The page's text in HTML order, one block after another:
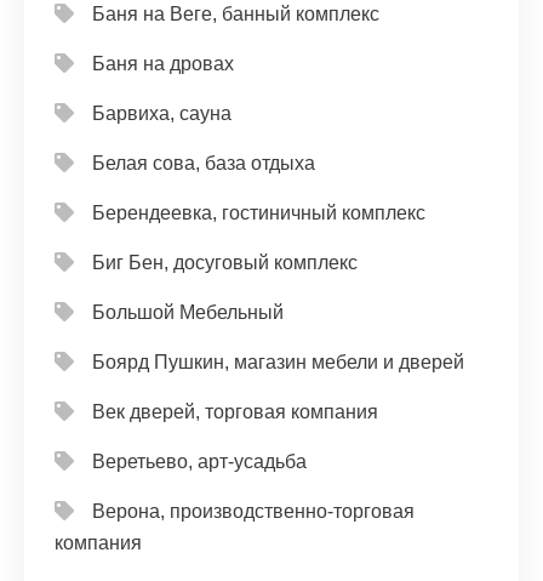
Баня на Веге, банный комплекс
Баня на дровах
Барвиха, сауна
Белая сова, база отдыха
Берендеевка, гостиничный комплекс
Биг Бен, досуговый комплекс
Большой Мебельный
Боярд Пушкин, магазин мебели и дверей
Век дверей, торговая компания
Веретьево, арт-усадьба
Верона, производственно-торговая
компания